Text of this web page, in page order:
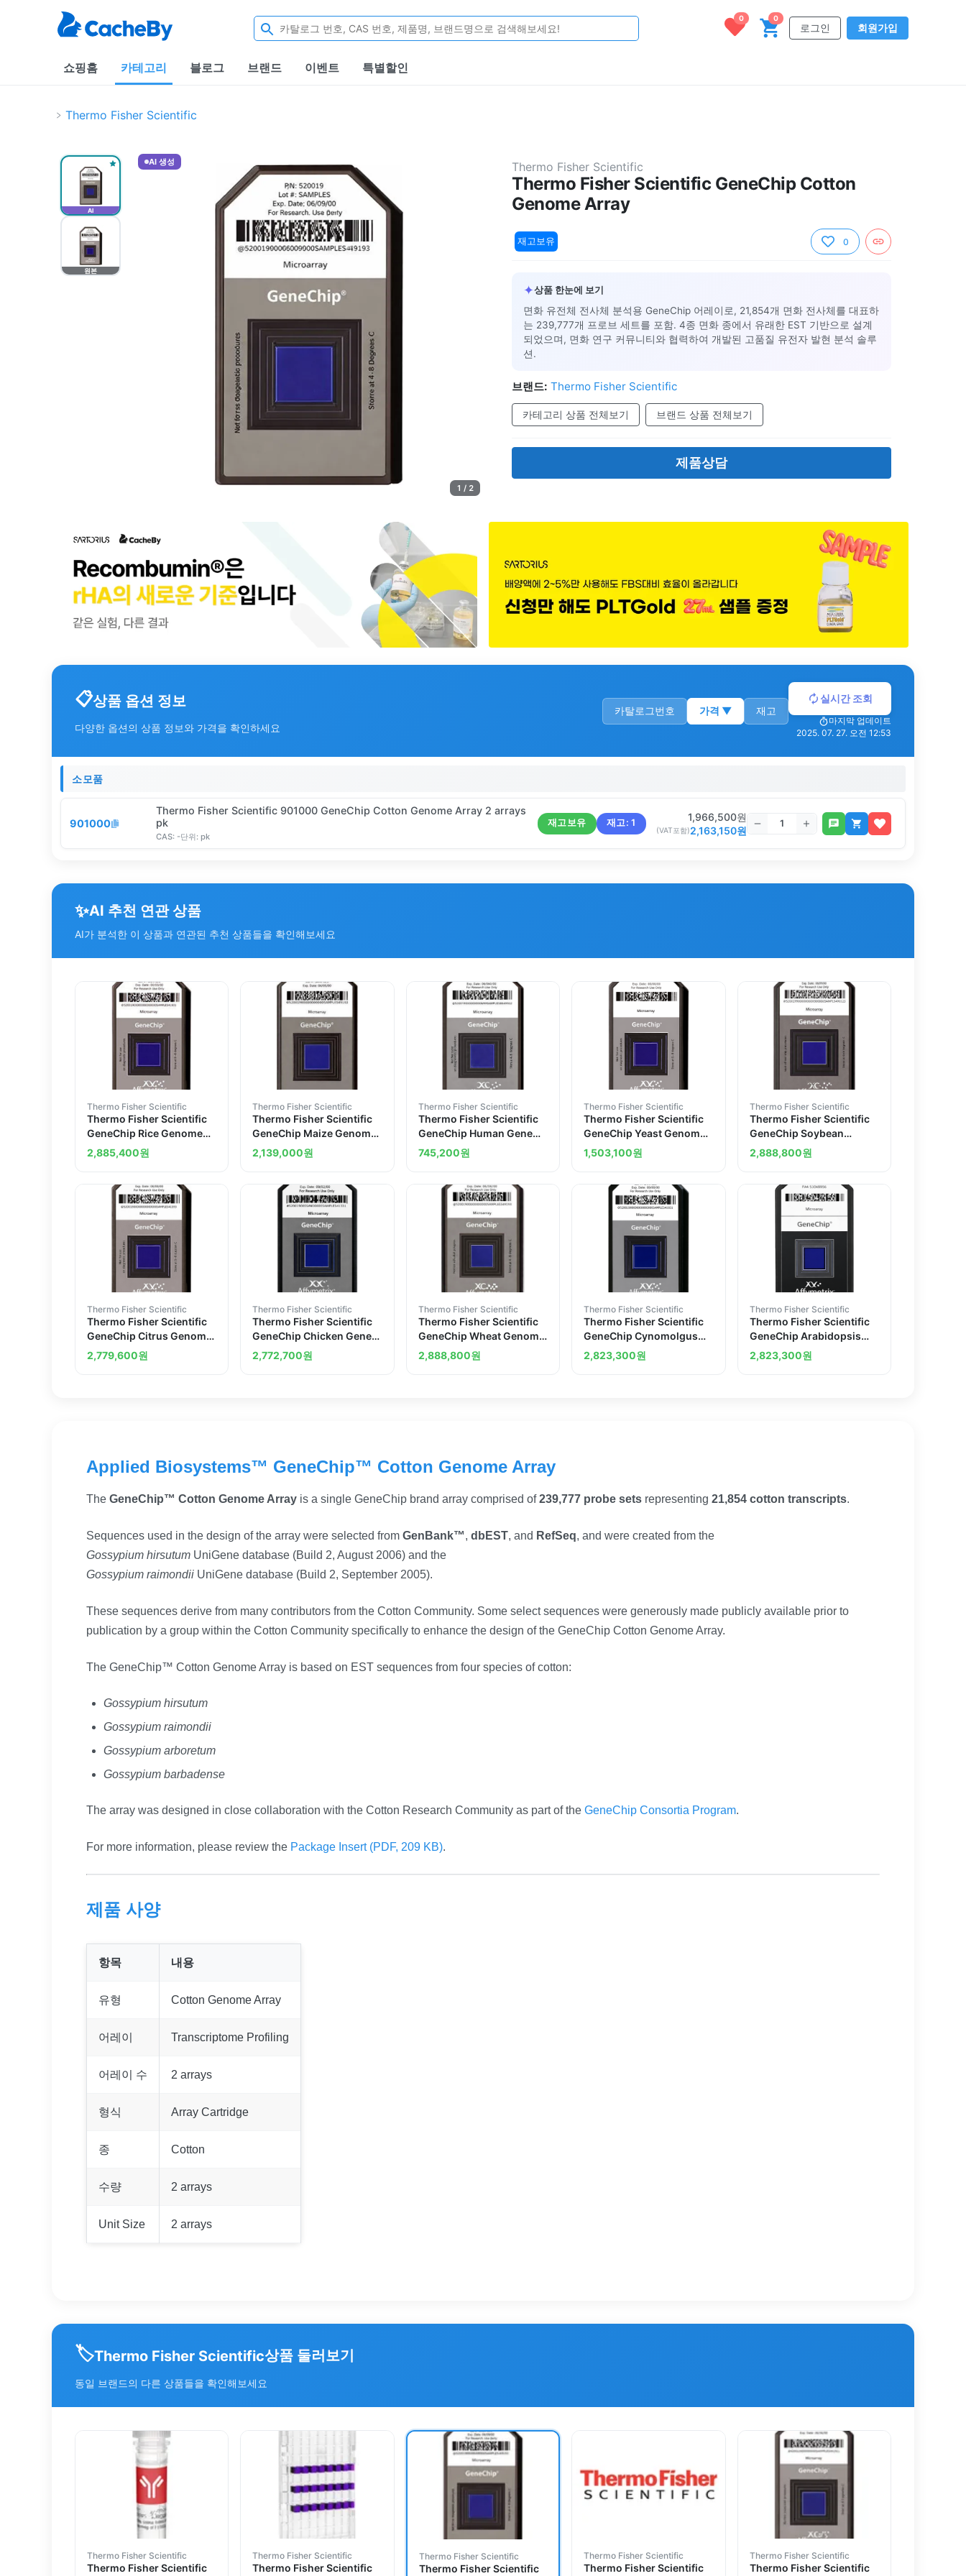
0 0
로그인 회원가입
쇼핑홈 카테고리 블로그 브랜드 이벤트 특별할인
Thermo Fisher Scientific
AI
원본
AI 생성
1 / 2
Thermo Fisher Scientific
Thermo Fisher Scientific GeneChip Cotton
Genome Array
재고보유 0
✦상품 한눈에 보기
면화 유전체 전사체 분석용 GeneChip 어레이로, 21,854개 면화 전사체를 대표하
는 239,777개 프로브 세트를 포함. 4종 면화 종에서 유래한 EST 기반으로 설계
되었으며, 면화 연구 커뮤니티와 협력하여 개발된 고품질 유전자 발현 분석 솔루
션.
브랜드: Thermo Fisher Scientific
카테고리 상품 전체보기 브랜드 상품 전체보기
제품상담
상품 옵션 정보
다양한 옵션의 상품 정보와 가격을 확인하세요
카탈로그번호 가격 ▼ 재고
실시간 조회
마지막 업데이트
2025. 07. 27. 오전 12:53
소모품
901000
Thermo Fisher Scientific 901000 GeneChip Cotton Genome Array 2 arrays
pk
CAS: -단위: pk
재고보유 재고:1 1,966,500원
(VAT포함)2,163,150원
✨AI 추천 연관 상품
AI가 분석한 이 상품과 연관된 추천 상품들을 확인해보세요
Thermo Fisher Scientific
Thermo Fisher Scientific
GeneChip Rice Genome
Array 2 arrays
2,885,400원
Thermo Fisher Scientific
Thermo Fisher Scientific
GeneChip Maize Genome
Array 2 arrays
2,139,000원
Thermo Fisher Scientific
Thermo Fisher Scientific
GeneChip Human Gene
2.0 ST Array 6 arrays
745,200원
Thermo Fisher Scientific
Thermo Fisher Scientific
GeneChip Yeast Genome
2.0 Array 2 arrays
1,503,100원
Thermo Fisher Scientific
Thermo Fisher Scientific
GeneChip Soybean
Genome Array
2,888,800원
Thermo Fisher Scientific
Thermo Fisher Scientific
GeneChip Citrus Genome
Array 2 arrays
2,779,600원
Thermo Fisher Scientific
Thermo Fisher Scientific
GeneChip Chicken Gene
1.0 ST Array 30 arrays
2,772,700원
Thermo Fisher Scientific
Thermo Fisher Scientific
GeneChip Wheat Genome
Array 2 arrays
2,888,800원
Thermo Fisher Scientific
Thermo Fisher Scientific
GeneChip Cynomolgus
Gene 1.0 ST Array 30
arrays
2,823,300원
Thermo Fisher Scientific
Thermo Fisher Scientific
GeneChip Arabidopsis
Gene 1.0 ST Array 30
arrays
2,823,300원
Applied Biosystems™ GeneChip™ Cotton Genome Array
The GeneChip™ Cotton Genome Array is a single GeneChip brand array comprised of239,777 probe sets representing 21,854 cotton transcripts.
Sequences used in the design of the array were selected from GenBank™, dbEST, and RefSeq, and were created from the
Gossypium hirsutum UniGene database (Build 2, August 2006) and the
Gossypium raimondii UniGene database (Build 2, September 2005).
These sequences derive from many contributors from the Cotton Community. Some select sequences were generously made publicly available prior to
publication by a group within the Cotton Community specifically to enhance the design of the GeneChip Cotton Genome Array.
The GeneChip™ Cotton Genome Array is based on EST sequences from four species of cotton:
Gossypium hirsutum
Gossypium raimondii
Gossypium arboretum
Gossypium barbadense
The array was designed in close collaboration with the Cotton Research Community as part of the GeneChip Consortia Program.
For more information, please review the Package Insert (PDF, 209 KB).
제품 사양
항목 내용
유형 Cotton Genome Array
어레이 Transcriptome Profiling
어레이 수 2 arrays
형식 Array Cartridge
종 Cotton
수량 2 arrays
Unit Size 2 arrays
🏷️Thermo Fisher Scientific상품 둘러보기
동일 브랜드의 다른 상품들을 확인해보세요
Thermo Fisher Scientific
Thermo Fisher Scientific
Thermo Fisher Scientific
Thermo Fisher Scientific
Thermo Fisher Scientific
Thermo Fisher Scientific
Thermo Fisher Scientific
Thermo Fisher Scientific
Thermo Fisher Scientific
Thermo Fisher Scientific